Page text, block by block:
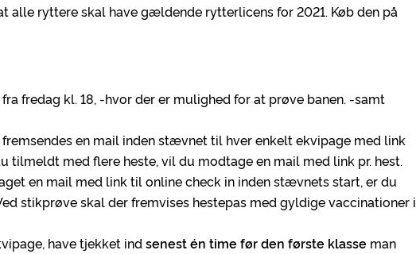
alle ryttere skal have gældende rytterlicens for 2021. Køb den på
fredag kl. 18, -hvor der er mulighed for at prøve banen. -samt
fremsendes en mail inden stævnet til hver enkelt ekvipage med link
tilmeldt med flere heste, vil du modtage en mail med link pr. hest.
en mail med link til online check in inden stævnets start, er du
stikprøve skal der fremvises hestepas med gyldige vaccinationer i
have tjekket indsenest én time før den første klasse man